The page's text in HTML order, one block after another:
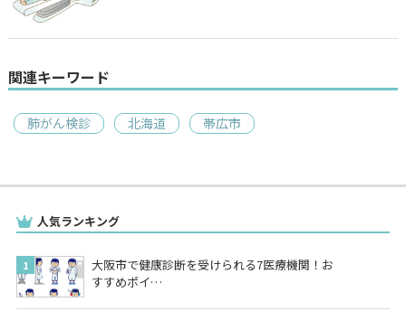
関連キーワード
肺がん検診 北海道 帯広市
人気ランキング
大阪市で健康診断を受けられる7医療機関！お
すすめポイ…